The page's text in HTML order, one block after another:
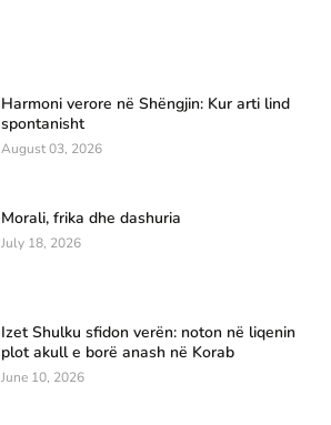
Harmoni verore në Shëngjin: Kur arti lind
spontanisht
August 03, 2026
Morali, frika dhe dashuria
July 18, 2026
Izet Shulku sfidon verën: noton në liqenin
plot akull e borë anash në Korab
June 10, 2026